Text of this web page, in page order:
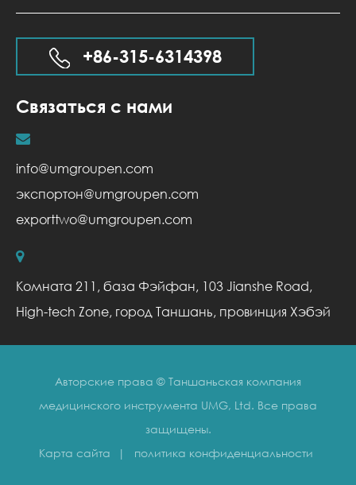
+86-315-6314398
Связаться с нами
info@umgroupen.com
экспортон@umgroupen.com
exporttwo@umgroupen.com
Комната 211, база Фэйфан, 103 Jianshe Road,
High-tech Zone, город Таншань, провинция Хэбэй
Авторские права © Таншаньская компания
медицинского инструмента UMG, Ltd. Все права
защищены.
Карта сайта
| политика конфиденциальности